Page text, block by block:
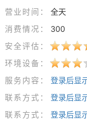
营业时间：
全天
消费情况：
300
安全评估：
环境设备：
服务内容：
登录后显
联系方式：
登录后显
联系方式：
登录后显